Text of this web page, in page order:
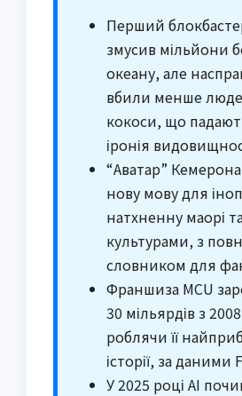
Перший
змусив мільйони
океану, але
вбили менше
кокоси, що
іронія
“Аватар”
нову мову для
натхненну маорі
культурами, з
словником для
Франшиза MCU
30 мільярдів з
роблячи її
історії, за даними
У 2025 році AI